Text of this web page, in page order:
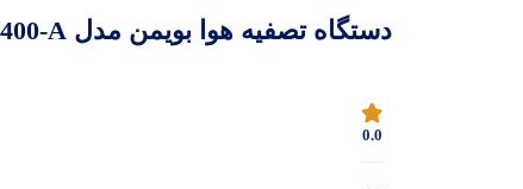
دستگاه تصفیه هوا بویمن مدل Z400-A
0.0